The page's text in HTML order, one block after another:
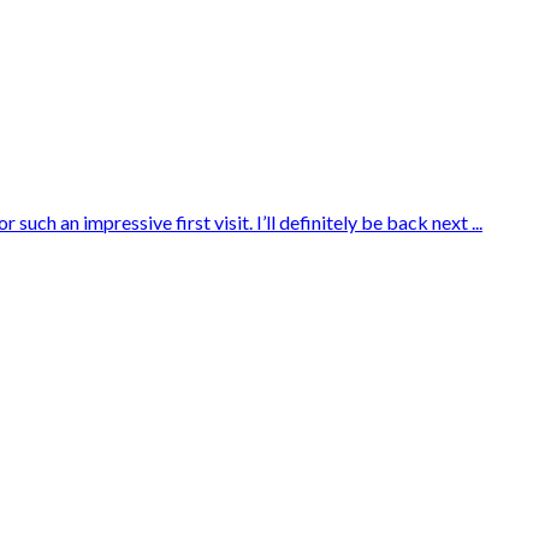
an impressive first visit. I’ll definitely be back next ...